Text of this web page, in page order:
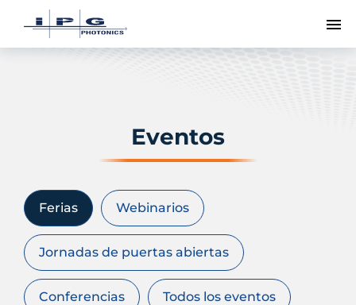
Eventos
Ferias Webinarios
Jornadas de puertas abiertas
Conferencias Todos los eventos